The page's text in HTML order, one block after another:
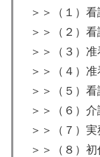
＞＞（１）看
＞＞（２）看
＞＞（３）
＞＞（４）准
＞＞（５）
＞＞（６）
＞＞（７）
＞＞（８）